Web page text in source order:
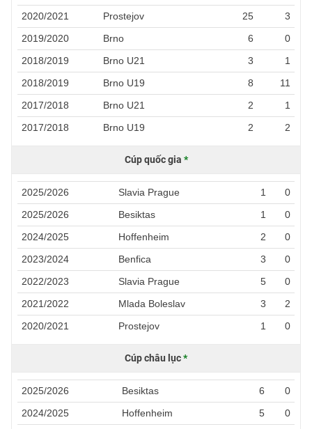
2020/2021
Prostejov 25
3
2019/2020
Brno 6
0
2018/2019
Brno U21 3
1
2018/2019
Brno U19 8
11
2017/2018
Brno U21 2
1
2017/2018
Brno U19 2 2
Cúp quốc gia *
2025/2026 Slavia Prague 1
0
2025/2026
Besiktas 1
0
2024/2025
Hoffenheim 2
0
2023/2024
Benfica 3
0
2022/2023
Slavia Prague 5
0
2021/2022
Mlada Boleslav 3
2
2020/2021
Prostejov 1 0
Cúp châu lục*
2025/2026 Besiktas 6
0
2024/2025
Hoffenheim 5
0